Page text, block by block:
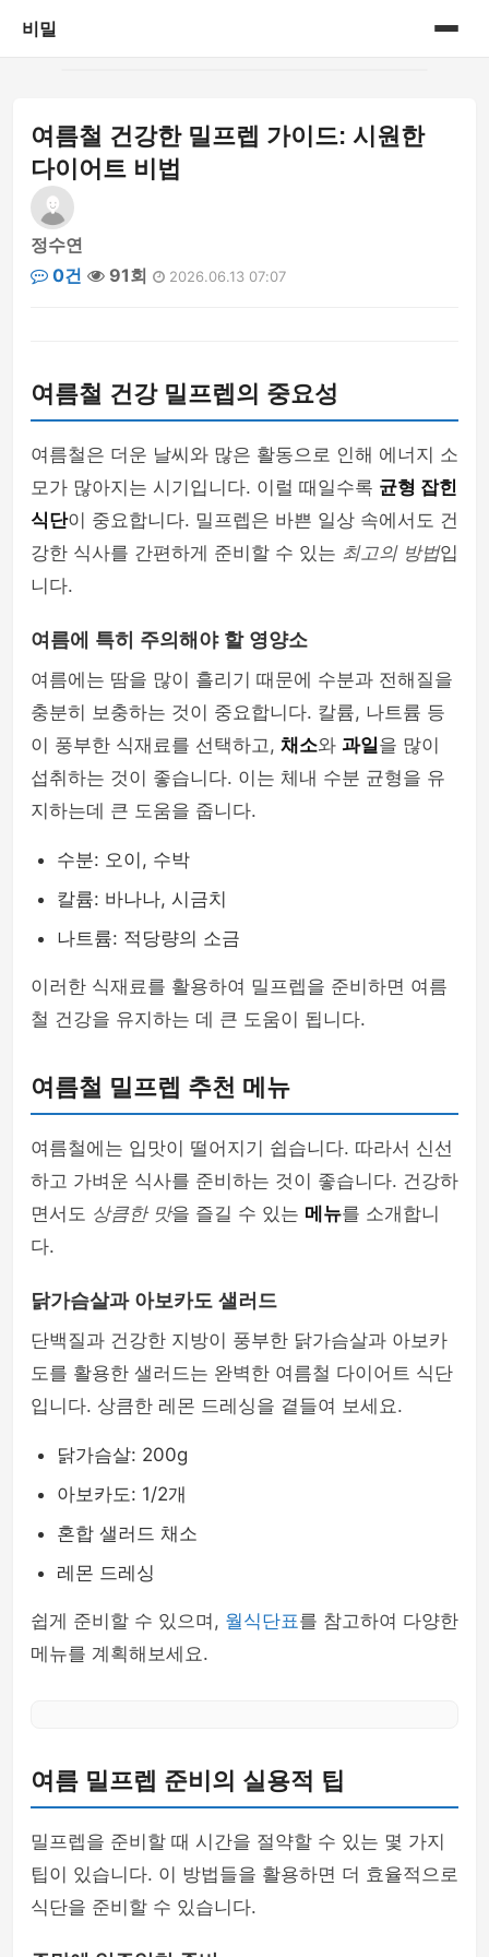
비밀
게시판
여름철 건강한 밀프렙 가이드: 시원한
다이어트 비법
정수연
0건
91회 2026.06.13 07:07
여름철 건강 밀프렙의 중요성
여름철은 더운 날씨와 많은 활동으로 인해 에너지 소
모가 많아지는 시기입니다. 이럴 때일수록 균형 잡힌
식단이 중요합니다. 밀프렙은 바쁜 일상 속에서도 건
강한 식사를 간편하게 준비할 수 있는 최고의 방법입
니다.
여름에 특히 주의해야 할 영양소
여름에는 땀을 많이 흘리기 때문에 수분과 전해질을
충분히 보충하는 것이 중요합니다. 칼륨, 나트륨 등
이 풍부한 식재료를 선택하고, 채소와 과일을 많이
섭취하는 것이 좋습니다. 이는 체내 수분 균형을 유
지하는데 큰 도움을 줍니다.
수분: 오이, 수박
칼륨: 바나나, 시금치
나트륨: 적당량의 소금
이러한 식재료를 활용하여 밀프렙을 준비하면 여름
철 건강을 유지하는 데 큰 도움이 됩니다.
여름철 밀프렙 추천 메뉴
여름철에는 입맛이 떨어지기 쉽습니다. 따라서 신선
하고 가벼운 식사를 준비하는 것이 좋습니다. 건강하
면서도 상큼한 맛을 즐길 수 있는 메뉴를 소개합니
다.
닭가슴살과 아보카도 샐러드
단백질과 건강한 지방이 풍부한 닭가슴살과 아보카
도를 활용한 샐러드는 완벽한 여름철 다이어트 식단
입니다. 상큼한 레몬 드레싱을 곁들여 보세요.
닭가슴살: 200g
아보카도: 1/2개
혼합 샐러드 채소
레몬 드레싱
쉽게 준비할 수 있으며, 월식단표를 참고하여 다양한
메뉴를 계획해보세요.
여름 밀프렙 준비의 실용적 팁
밀프렙을 준비할 때 시간을 절약할 수 있는 몇 가지
팁이 있습니다. 이 방법들을 활용하면 더 효율적으로
식단을 준비할 수 있습니다.